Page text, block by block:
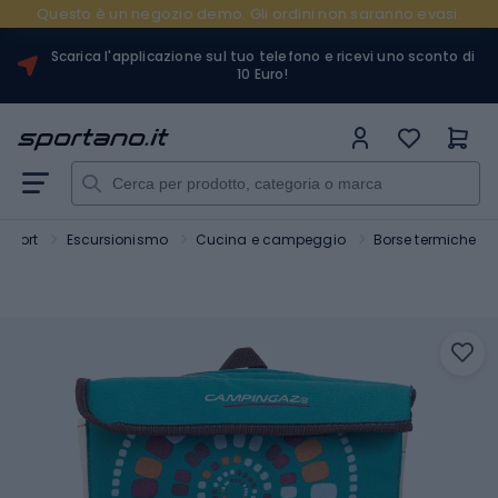
Questo è un negozio demo. Gli ordini non saranno evasi.
Scarica l'applicazione sul tuo telefono e ricevi uno sconto di
10 Euro!
Sport Escursionismo Cucina e campeggio Borse termiche